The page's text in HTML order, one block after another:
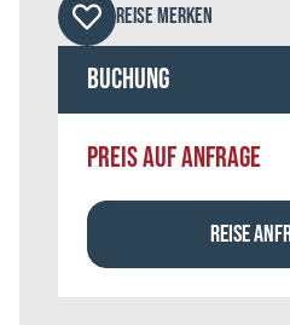
REISE MERKEN
Buchung
PREIS AUF ANFRAGE
REISE